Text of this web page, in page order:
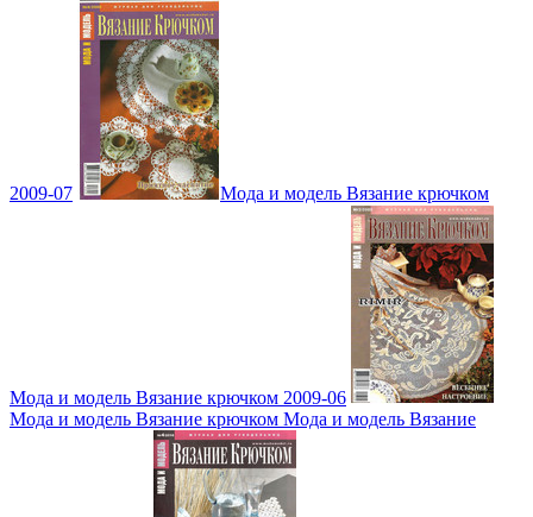
2009-07 Мода и модель Вязание крючком
Мода и модель Вязание крючком 2009-06
Мода и модель Вязание крючком Мода и модель Вязание